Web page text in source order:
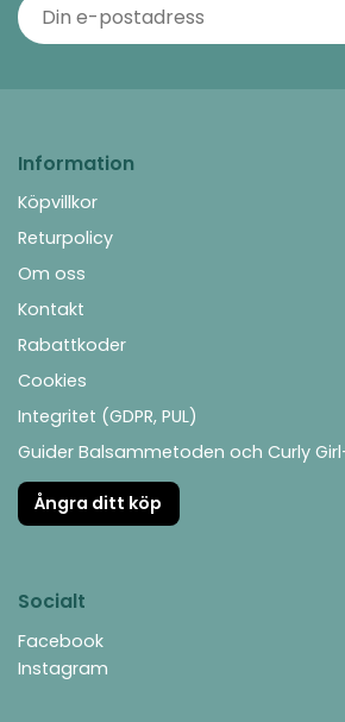
Information
Köpvillkor
Returpolicy
Om oss
Kontakt
Rabattkoder
Cookies
Integritet (GDPR, PUL)
Guider Balsammetoden och Curly
Ångra ditt köp
Socialt
Facebook
Instagram